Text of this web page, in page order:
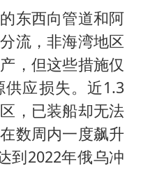
东西向管道和阿
流，非海湾地区
，但这些措施仅
应损失。近1.3
，已装船却无法
数周内一度飙升
到2022年俄乌冲